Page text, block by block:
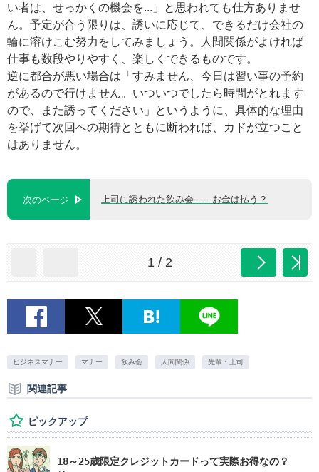
い者は、せっかくの機会を...」と思われても仕方ありませ
ん。予定が合う限りは、誘いに応じて、できるだけ会社の
輪に溶けこむ努力をしてみましょう。人間関係がよければ
仕事も数段やりやすく、楽しくできるものです。
逆に都合が悪い場合は「すみません、今日は習い事の予約
があるので行けません。いついつでしたら時間がとれます
ので、また誘ってください」というように、具体的な理由
を挙げて次回への期待とともに断われば、カドが立つこと
はありません。
次のページ 上司に誘われた飲み会……お金は払う？
1 / 2
ビジネスマナー マナー 飲み会 人間関係 先輩・上司
関連記事
ピックアップ
18～25歳限定クレジットカードって実際お得なの？